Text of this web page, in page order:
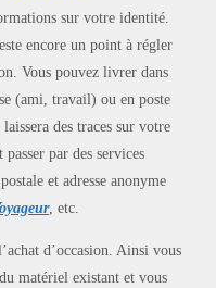
sur votre identité.
encore un point à régler
Vous pouvez livrer dans
(ami, travail) ou en poste
des traces sur votre
par des services
et adresse anonyme
, etc.
d’occasion. Ainsi vous
matériel existant et vous